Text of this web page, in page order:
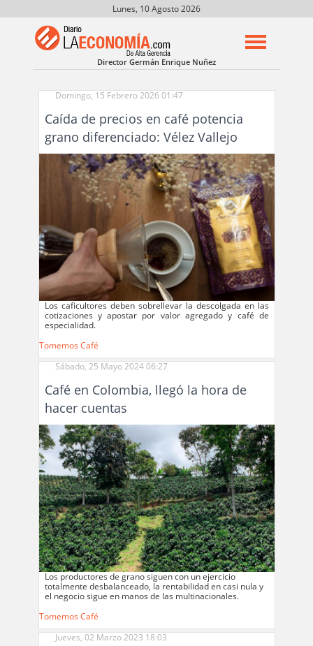
Lunes, 10 Agosto 2026
Director Germán Enrique Nuñez
Domingo, 15 Febrero 2026 01:47
Caída de precios en café potencia
grano diferenciado: Vélez Vallejo
Los caficultores deben sobrellevar la descolgada en las
cotizaciones y apostar por valor agregado y café de
especialidad.
Tomemos Café
Sábado, 25 Mayo 2024 06:27
Café en Colombia, llegó la hora de
hacer cuentas
Los productores de grano siguen con un ejercicio
totalmente desbalanceado, la rentabilidad en casi nula y
el negocio sigue en manos de las multinacionales.
Tomemos Café
Jueves, 02 Marzo 2023 18:03